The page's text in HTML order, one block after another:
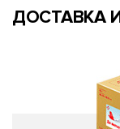
ДОСТАВКА